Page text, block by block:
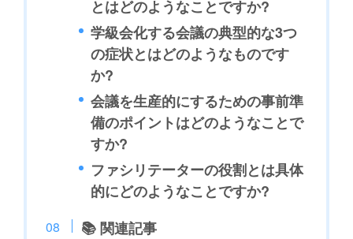
とはどのようなことですか?
学級会化する会議の典型的な3つ
の症状とはどのようなものです
か?
会議を生産的にするための事前準
備のポイントはどのようなことで
すか?
ファシリテーターの役割とは具体
的にどのようなことですか?
📚 関連記事